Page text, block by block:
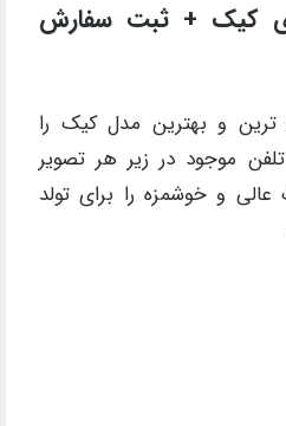
کیک + ثبت سفارش
و بهترین مدل کیک را
موجود در زیر هر تصویر
و خوشمزه را برای تولد